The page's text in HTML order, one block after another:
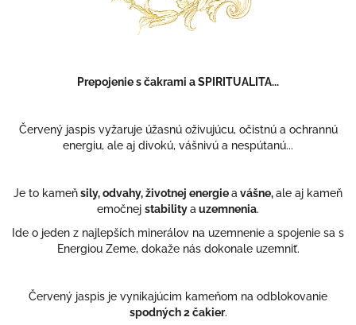
Prepojenie s čakrami a SPIRITUALITA...
Červený jaspis vyžaruje úžasnú oživujúcu, očistnú a ochrannú
energiu, ale aj divokú, vášnivú a nespútanú...
Je to kameňsily, odvahy, životnej energieavášne,ale aj kameň
emočnej stabilityauzemnenia.
Ide o jeden z najlepších minerálov na uzemnenie a spojenie sa s
Energiou Zeme, dokaže nás dokonale uzemniť.
Červený jaspis je vynikajúcim kameňom na odblokovanie
spodných 2 čakier.